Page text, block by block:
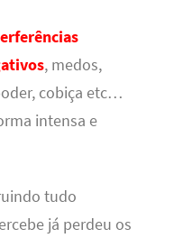
, medos,
cobiça etc…
intensa e
tudo
já perdeu os